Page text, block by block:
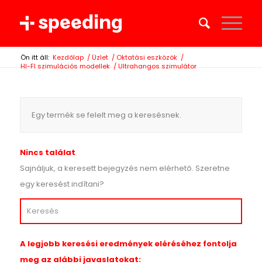
Ön itt áll: Kezdőlap / Üzlet / Oktatási eszközök /
HI-FI szimulációs modellek / Ultrahangos szimulátor
Egy termék se felelt meg a keresésnek.
Nincs találat
Sajnáljuk, a keresett bejegyzés nem elérhető. Szeretne
egy keresést indítani?
A legjobb keresési eredmények eléréséhez fontolja
meg az alábbi javaslatokat: